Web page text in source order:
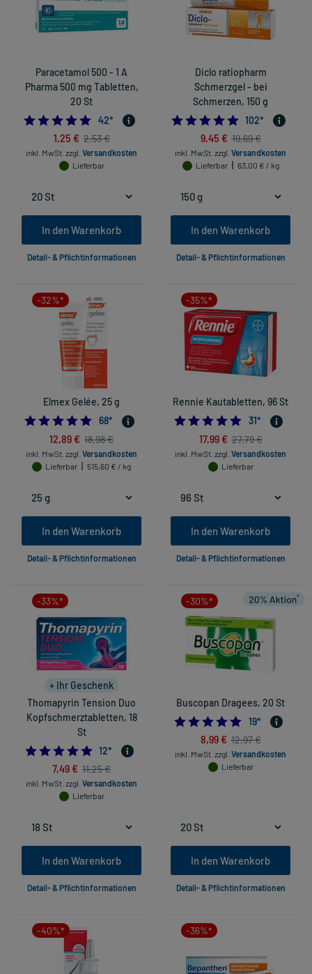
Paracetamol 500 - 1 A
Pharma 500 mg Tabletten,
20 St
4.833333333333333
42*
1,25 € 2,53 €
inkl. MwSt. zzgl. Versandkosten
Lieferbar
In den Warenkorb
Detail- & Pflichtinformationen
Diclo ratiopharm
Schmerzgel - bei
Schmerzen, 150 g
102*
9,45 € 19,69 €
inkl. MwSt. zzgl. Versandkosten
Lieferbar
63,00 € / kg
In den Warenkorb
Detail- & Pflichtinformationen
-32%*
Elmex Gelée, 25 g
4.9411764705882355
68*
12,89 € 18,98 €
inkl. MwSt. zzgl. Versandkosten
Lieferbar
515,60 € / kg
In den Warenkorb
Detail- & Pflichtinformationen
-35%*
Rennie Kautabletten, 96 St
5.0
31*
17,99 € 27,79 €
inkl. MwSt. zzgl. Versandkosten
Lieferbar
In den Warenkorb
Detail- & Pflichtinformationen
-33%*
+ Ihr Geschenk
Thomapyrin Tension Duo
Kopfschmerztabletten, 18
St
4.916666666666667
12*
7,49 € 11,25 €
inkl. MwSt. zzgl. Versandkosten
Lieferbar
In den Warenkorb
Detail- & Pflichtinformationen
-30%*
Buscopan Dragees, 20 St
19*
8,99 € 12,97 €
inkl. MwSt. zzgl. Versandkosten
Lieferbar
In den Warenkorb
Detail- & Pflichtinformationen
-40%* -36%*